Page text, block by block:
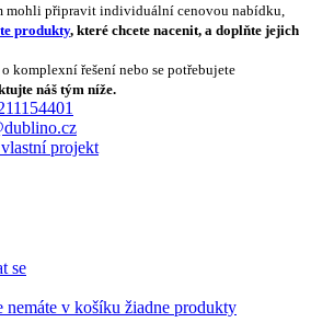
mohli připravit individuální cenovou nabídku,
produkty, které chcete nacenit, a doplňte jejich
komplexní řešení nebo se potřebujete
náš tým níže.
projekt
se
nemáte v košíku žiadne produkty